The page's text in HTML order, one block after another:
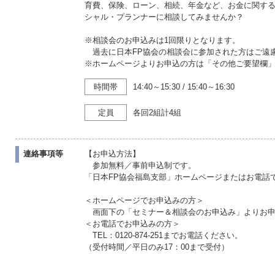
育費、保険、ローン、相続、年金など、お金に関す
シャル・プランナーに相談してみませんか？
※相談会のお申込みは1回限りとなります。
過去に日本FP協会の相談会に参加された方はご遠
※ホームページよりお申込の方は「その他ご要望欄
時間帯 14:40～15:30 / 15:40～16:30
定員 各回2組計4組
連絡事項等
【お申込方法】
参加無料／事前申込制です。
「日本FP協会福島支部」ホームページまたはお電
＜ホームページでお申込みの方＞
画面下の「セミナー＆相談会のお申込み」よりお申
＜お電話でお申込みの方＞
TEL：0120-874-251までお電話ください。
（受付時間／平日のみ17：00まで受付）